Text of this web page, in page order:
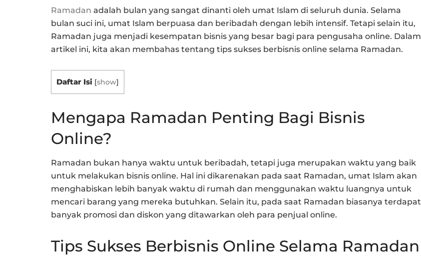
Ramadan adalah bulan yang sangat dinanti oleh umat Islam di seluruh dunia. Selama
bulan suci ini, umat Islam berpuasa dan beribadah dengan lebih intensif. Tetapi selain itu,
Ramadan juga menjadi kesempatan bisnis yang besar bagi para pengusaha online. Dalam
artikel ini, kita akan membahas tentang tips sukses berbisnis online selama Ramadan.
Daftar Isi [show]
Mengapa Ramadan Penting Bagi Bisnis
Online?
Ramadan bukan hanya waktu untuk beribadah, tetapi juga merupakan waktu yang baik
untuk melakukan bisnis online. Hal ini dikarenakan pada saat Ramadan, umat Islam akan
menghabiskan lebih banyak waktu di rumah dan menggunakan waktu luangnya untuk
mencari barang yang mereka butuhkan. Selain itu, pada saat Ramadan biasanya terdapat
banyak promosi dan diskon yang ditawarkan oleh para penjual online.
Tips Sukses Berbisnis Online Selama Ramadan